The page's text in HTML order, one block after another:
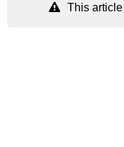
This